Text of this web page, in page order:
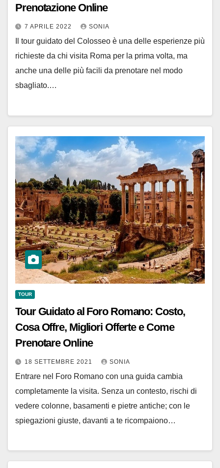
Prenotazione Online
7 APRILE 2022 SONIA
Il tour guidato del Colosseo è una delle esperienze più
richieste da chi visita Roma per la prima volta, ma
anche una delle più facili da prenotare nel modo
sbagliato.…
TOUR
Tour Guidato al Foro Romano: Costo,
Cosa Offre, Migliori Offerte e Come
Prenotare Online
18 SETTEMBRE 2021 SONIA
Entrare nel Foro Romano con una guida cambia
completamente la visita. Senza un contesto, rischi di
vedere colonne, basamenti e pietre antiche; con le
spiegazioni giuste, davanti a te ricompaiono…